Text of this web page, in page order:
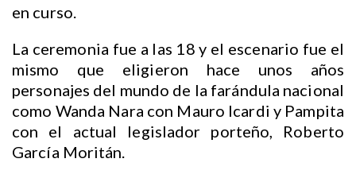
en curso.
La ceremonia fue a las 18 y el escenario fue el
mismo que eligieron hace unos años
personajes del mundo de la farándula nacional
como Wanda Nara con Mauro Icardi y Pampita
con el actual legislador porteño, Roberto
García Moritán.